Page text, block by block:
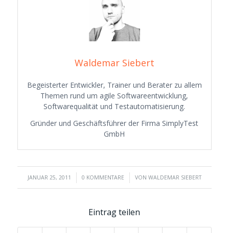
Waldemar Siebert
Begeisterter Entwickler, Trainer und Berater zu allem
Themen rund um agile Softwareentwicklung,
Softwarequalität und Testautomatisierung.
Gründer und Geschäftsführer der Firma SimplyTest
GmbH
JANUAR 25, 2011
/ 0 KOMMENTARE
/ VON WALDEMAR SIEBERT
Eintrag teilen